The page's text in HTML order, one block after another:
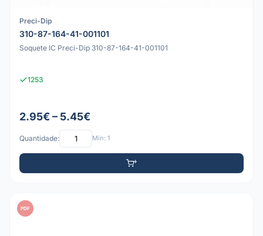
Preci-Dip
310-87-164-41-001101
Soquete IC Preci-Dip 310-87-164-41-001101
1253
2.95€ – 5.45€
Quantidade: Mín: 1
PDF